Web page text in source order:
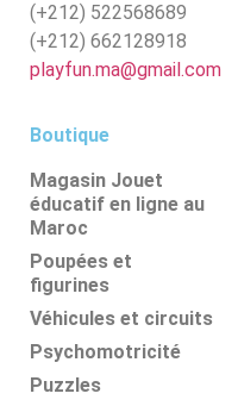
(+212) 522568689
(+212) 662128918
playfun.ma@gmail.com
Boutique
Magasin Jouet
éducatif en ligne au
Maroc
Poupées et
figurines
Véhicules et circuits
Psychomotricité
Puzzles